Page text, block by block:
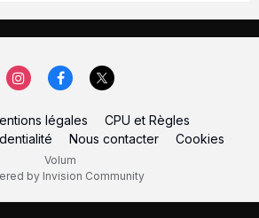
légales
CPU et Règles
Nous contacter Cookies
Volum
by Invision Community